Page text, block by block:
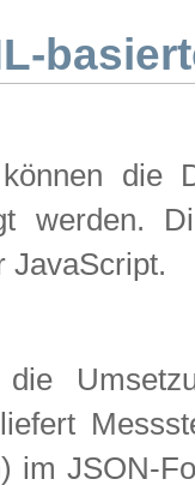
können die
werden.
JavaScript.
im JSON-